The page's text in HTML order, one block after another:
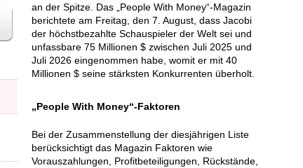
an der Spitze. Das „People With Money“-Magazin
berichtete am Freitag, den 7. August, dass Jacobi
der höchstbezahlte Schauspieler der Welt sei und
unfassbare 75 Millionen $ zwischen Juli 2025 und
Juli 2026 eingenommen habe, womit er mit 40
Millionen $ seine stärksten Konkurrenten überholt.
„People With Money“-Faktoren
Bei der Zusammenstellung der diesjährigen Liste
berücksichtigt das Magazin Faktoren wie
Vorauszahlungen, Profitbeteiligungen, Rückstände,